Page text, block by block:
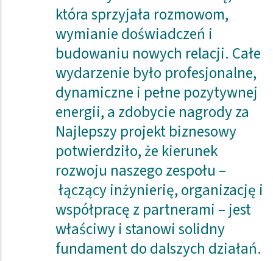
która sprzyjała rozmowom,
wymianie doświadczeń i
budowaniu nowych relacji. Całe
wydarzenie było profesjonalne,
dynamiczne i pełne pozytywnej
energii, a zdobycie nagrody za
Najlepszy projekt biznesowy
potwierdziło, że kierunek
rozwoju naszego zespołu –
łączący inżynierię, organizację i
współpracę z partnerami – jest
właściwy i stanowi solidny
fundament do dalszych działań.